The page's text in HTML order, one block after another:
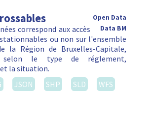
Open Data
Data BM
correspond aux accès
ou non sur l'ensemble
la Région de Bruxelles-Capitale,
selon le type de réglement,
la situation.
JSON SHP SLD
WFS